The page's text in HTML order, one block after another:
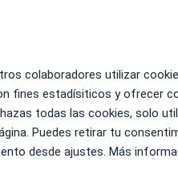
colaboradores utilizar
fines estadísiticos y ofrecer
todas las cookies, solo
Puedes retirar tu
desde ajustes. Más